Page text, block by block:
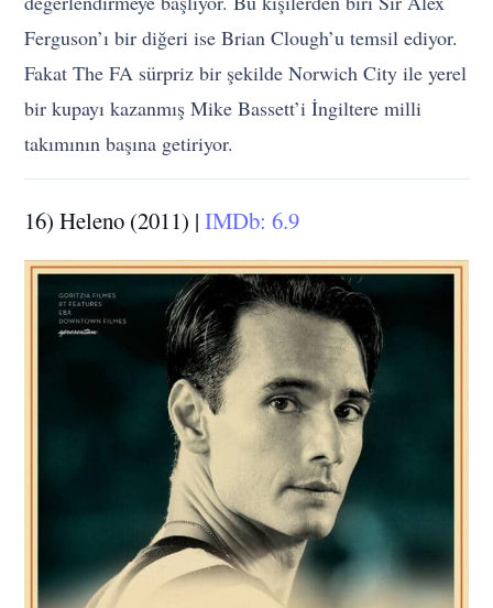
Ferguson’ı bir diğeri ise Brian Clough’u temsil ediyor.
Fakat The FA sürpriz bir şekilde Norwich City ile yerel
bir kupayı kazanmış Mike Bassett’i İngiltere milli
takımının başına getiriyor.
16) Heleno (2011) |IMDb: 6.9